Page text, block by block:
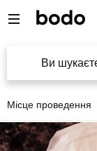
Ви
Місце проведення